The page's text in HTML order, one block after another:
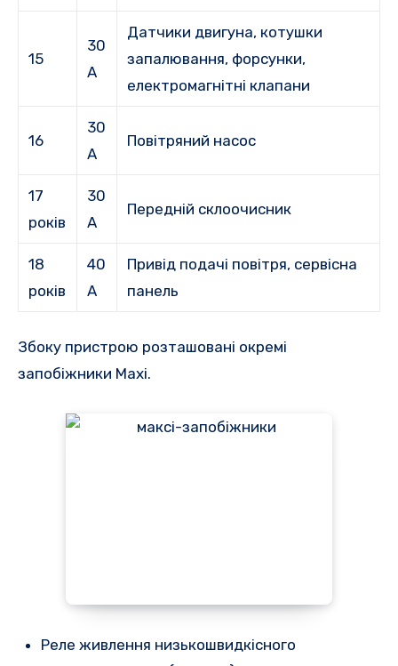
15
30
А
Датчики двигуна, котушки
запалювання, форсунки,
електромагнітні клапани
16
30
А
Повітряний насос
17
років
30
А
Передній склоочисник
18
років
40
А
Привід подачі повітря, сервісна
панель
Збоку пристрою розташовані окремі
запобіжники Maxi.
Реле живлення низькошвидкісного